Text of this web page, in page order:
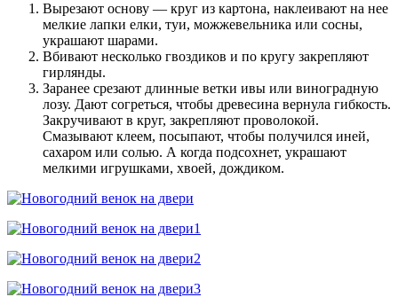
Вырезают основу — круг из картона, наклеивают на нее
мелкие лапки елки, туи, можжевельника или сосны,
украшают шарами.
Вбивают несколько гвоздиков и по кругу закрепляют
гирлянды.
Заранее срезают длинные ветки ивы или виноградную
лозу. Дают согреться, чтобы древесина вернула гибкость.
Закручивают в круг, закрепляют проволокой.
Смазывают клеем, посыпают, чтобы получился иней,
сахаром или солью. А когда подсохнет, украшают
мелкими игрушками, хвоей, дождиком.